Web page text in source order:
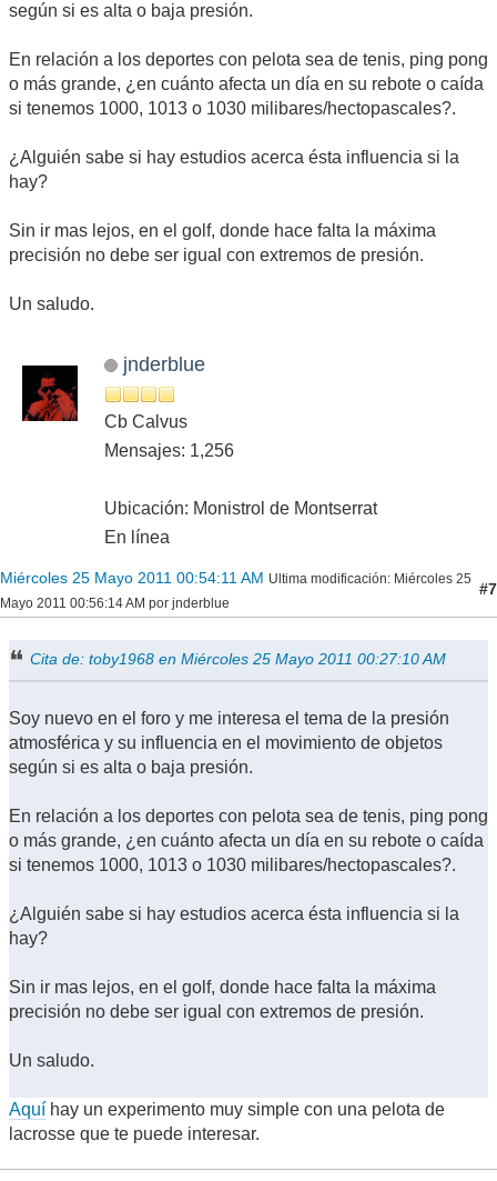
según si es alta o baja presión.
En relación a los deportes con pelota sea de tenis, ping pong
o más grande, ¿en cuánto afecta un día en su rebote o caída
si tenemos 1000, 1013 o 1030 milibares/hectopascales?.
¿Alguién sabe si hay estudios acerca ésta influencia si la
hay?
Sin ir mas lejos, en el golf, donde hace falta la máxima
precisión no debe ser igual con extremos de presión.
Un saludo.
jnderblue
Cb Calvus
Mensajes: 1,256
Ubicación: Monistrol de Montserrat
En línea
Miércoles 25 Mayo 2011 00:54:11 AM Ultima modificación: Miércoles 25
Mayo 2011 00:56:14 AM por jnderblue
#7
Cita de: toby1968 en Miércoles 25 Mayo 2011 00:27:10 AM
Soy nuevo en el foro y me interesa el tema de la presión
atmosférica y su influencia en el movimiento de objetos
según si es alta o baja presión.
En relación a los deportes con pelota sea de tenis, ping pong
o más grande, ¿en cuánto afecta un día en su rebote o caída
si tenemos 1000, 1013 o 1030 milibares/hectopascales?.
¿Alguién sabe si hay estudios acerca ésta influencia si la
hay?
Sin ir mas lejos, en el golf, donde hace falta la máxima
precisión no debe ser igual con extremos de presión.
Un saludo.
Aquí hay un experimento muy simple con una pelota de
lacrosse que te puede interesar.